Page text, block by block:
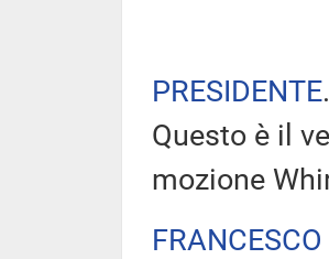
PRESIDENTE
Questo è il
mozione